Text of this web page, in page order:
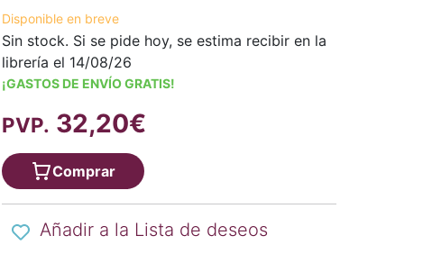
Disponible en breve
Sin stock. Si se pide hoy, se estima recibir en la
librería el 14/08/26
¡GASTOS DE ENVÍO GRATIS!
PVP. 32,20€
Comprar
Añadir a la Lista de deseos